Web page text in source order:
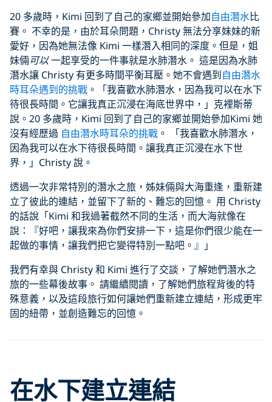
20 多歲時，Kimi 回到了自己的家鄉並開始參加自由潛水比
賽。 不幸的是，由於耳朵問題，Christy 無法分享妹妹的新
愛好，因為她無法像 Kimi 一樣潛入相同的深度。但是，姐
妹倆可以一起享受的一件事就是水肺潛水。 這是因為水肺
潛水讓 Christy 有更多時間平衡耳壓。她不會遇到自由潛水
時耳朵遇到的挑戰 。「我喜歡水肺潛水，因為我可以在水下
待很長時間。它讓我真正沉浸在海底世界中，」克裡斯蒂
說。20 多歲時，Kimi 回到了自己的家鄉並開始參加Kimi 她
沒有經歷過 自由潛水時耳朵的挑戰 。 「我喜歡水肺潛水，
因為我可以在水下待很長時間。讓我真正沉浸在水下世
界，」Christy 說。
透過一次非常特別的潛水之旅，姊妹倆與大海重逢，重新建
立了彼此的連結，並留下了新的、難忘的回憶。 用 Christy
的話說「Kimi 和我過著截然不同的生活，而大海就像在
說：『好吧，讓我來為你們安排一下，這是你們很少能在一
起做的事情，讓我們把它變得特別一點吧。』」
我們有幸與 Christy 和 Kimi 進行了交談，了解她們潛水之
旅的一些幕後故事。 請繼續閱讀，了解她們旅程背後的特
殊意義，以及這段旅行如何讓她們重新建立連結，形成更牢
固的紐帶，並創造難忘的回憶。
Click to display the embedded
YouTube video
在水下建立連結